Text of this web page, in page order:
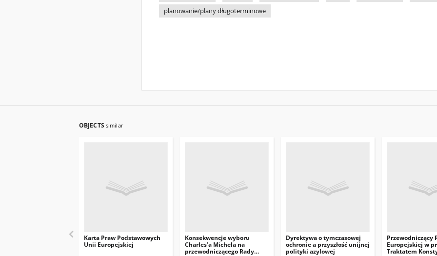
planowanie/plany długoterminowe
OBJECTS similar
Karta Praw Podstawowych
Unii Europejskiej
Konsekwencje wyboru
Charles’a Michela na
przewodniczącego Rady
Dyrektywa o tymczasowej
ochronie a przyszłość unijnej
polityki azylowej
Przewodniczący
Europejskiej w
Traktatem